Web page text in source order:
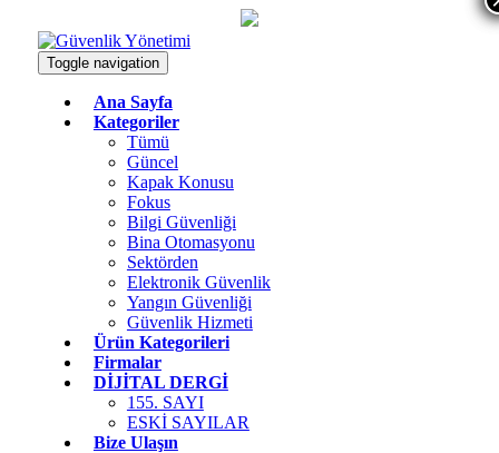
Toggle navigation
Ana Sayfa
Kategoriler
Tümü
Güncel
Kapak Konusu
Fokus
Bilgi Güvenliği
Bina Otomasyonu
Sektörden
Elektronik Güvenlik
Yangın Güvenliği
Güvenlik Hizmeti
Ürün Kategorileri
Firmalar
DİJİTAL DERGİ
155. SAYI
ESKİ SAYILAR
Bize Ulaşın